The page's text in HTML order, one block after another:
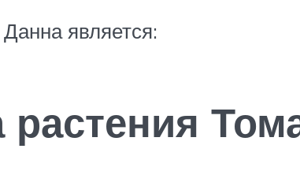
является:
растения